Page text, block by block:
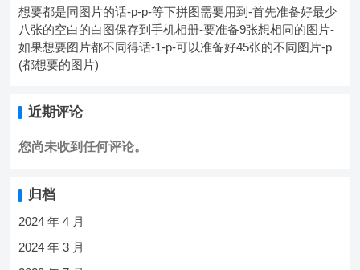
想要都是同图片的话-p-p-等下拼图需要用到-首先准备好最少
八张的空白的白图保存到手机相册-要准备9张想相同的图片-
如果想要图片都不同得话-1-p-可以准备好45张的不同图片-p
(都想要的图片)
近期评论
您尚未收到任何评论。
归档
2024 年 4 月
2024 年 3 月